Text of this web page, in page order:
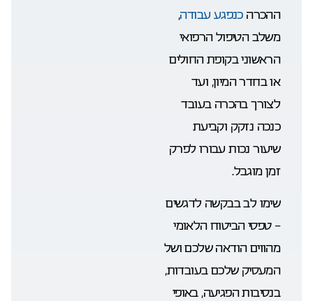
ההכרהכנפגע עבודה,
משלב הטיפול הרפואי
הראשוני בקופת החולים
או בחדר המיון, ועד
לצורך בהכרה בעובד
כנכה נזקק וקביעת
שיעור נכות עבורו לפרק
זמן מוגבל.
שימו לב בבקשה לדגשים
– טפסי הביטוח הלאומי
מהווים הודאה שלכם ושל
המעסיק שלכם בעובדות,
בנסיבות הפגיעה, באופי